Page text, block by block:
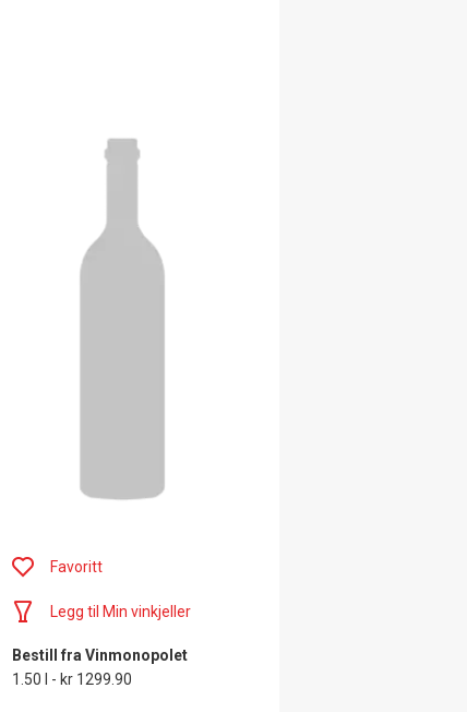
Favoritt
Legg til Min vinkjeller
Bestill fra Vinmonopolet
1.50 l - kr 1299.90